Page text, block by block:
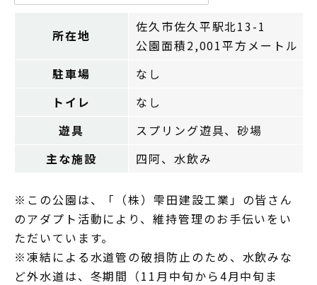
所在地
佐久市佐久平駅北13-1
公園面積2,001平方メートル
駐車場
なし
トイレ
なし
遊具
スプリング遊具、砂場
主な施設
四阿、水飲み
※この公園は、「（株）雫田建設工業」の皆さん
のアダプト活動により、維持管理のお手伝いをい
ただいています。
※凍結による水道管の破損防止のため、水飲みな
ど外水道は、冬期間（11月中旬から4月中旬ま